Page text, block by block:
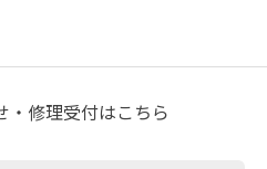
・修理受付はこちら
分析のテクニックあれこ